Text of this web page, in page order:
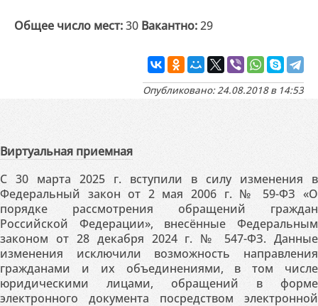
Общее число мест:30 Вакантно:29
Опубликовано: 24.08.2018 в 14:53
Виртуальная приемная
С 30 марта 2025 г. вступили в силу изменения в
Федеральный закон от 2 мая 2006 г. № 59-ФЗ «О
порядке рассмотрения обращений граждан
Российской Федерации», внесённые Федеральным
законом от 28 декабря 2024 г. № 547-ФЗ. Данные
изменения исключили возможность направления
гражданами и их объединениями, в том числе
юридическими лицами, обращений в форме
электронного документа посредством электронной